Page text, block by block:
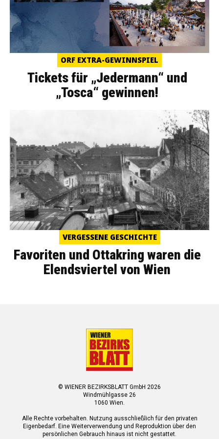
ORF EXTRA-GEWINNSPIEL
Tickets für „Jedermann“ und
„Tosca“ gewinnen!
VERGESSENE GESCHICHTE
Favoriten und Ottakring waren die
Elendsviertel von Wien
© WIENER BEZIRKSBLATT GmbH 2026
Windmühlgasse 26
1060 Wien.
Alle Rechte vorbehalten. Nutzung ausschließlich für den privaten
Eigenbedarf. Eine Weiterverwendung und Reproduktion über den
persönlichen Gebrauch hinaus ist nicht gestattet.